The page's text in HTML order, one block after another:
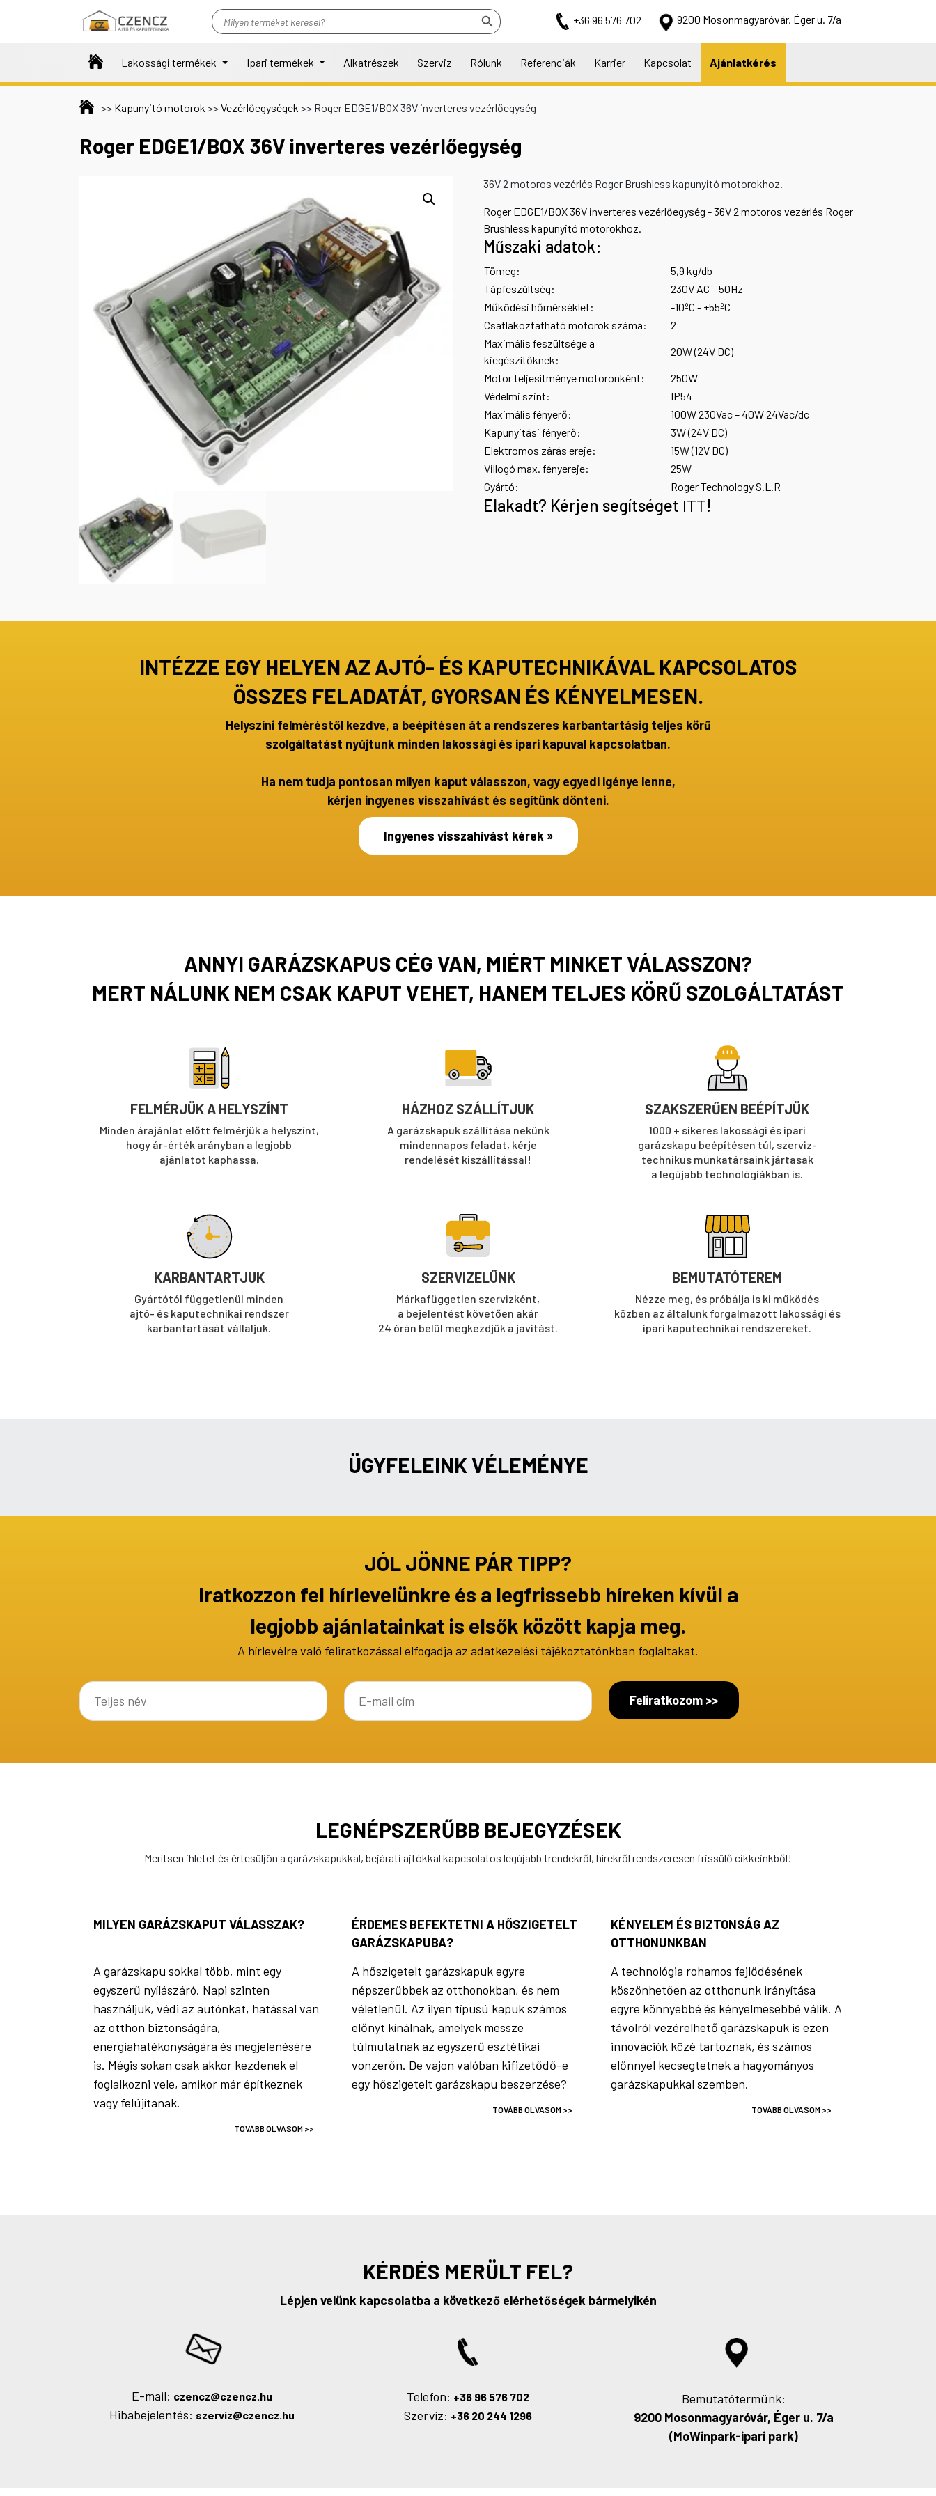
Search
for:
+36 96 576 702
9200 Mosonmagyaróvár, Éger u. 7/a
Lakossági termékek Ipari termékek Alkatrészek Szerviz Rólunk Referenciák Karrier Kapcsolat Ajánlatkérés
>> Kapunyitó motorok >>Vezérlőegységek >> Roger EDGE1/BOX 36V inverteres vezérlőegység
Roger EDGE1/BOX 36V inverteres vezérlőegység
36V 2 motoros vezérlés Roger Brushless kapunyitó motorokhoz.
Roger EDGE1/BOX 36V inverteres vezérlőegység - 36V 2 motoros vezérlés Roger
Brushless kapunyitó motorokhoz.
Műszaki adatok:
Tömeg:
5,9 kg/db
Tápfeszültség:
230V AC – 50Hz
Működési hőmérséklet:
-10ºC - +55ºC
Csatlakoztatható motorok száma:
2
Maximális feszültsége a
kiegészítőknek:
20W (24V DC)
Motor teljesítménye motoronként:
250W
Védelmi szint:
IP54
Maximális fényerő:
100W 230Vac – 40W 24Vac/dc
Kapunyitási fényerő:
3W (24V DC)
Elektromos zárás ereje:
15W (12V DC)
Villogó max. fényereje:
25W
Gyártó:
Roger Technology S.L.R
Elakadt? Kérjen segítséget ITT!
INTÉZZE EGY HELYEN AZ AJTÓ- ÉS KAPUTECHNIKÁVAL KAPCSOLATOS
ÖSSZES FELADATÁT, GYORSAN ÉS KÉNYELMESEN.
Helyszíni felméréstől kezdve, a beépítésen át a rendszeres karbantartásig teljes körű
szolgáltatást nyújtunk minden lakossági és ipari kapuval kapcsolatban.
Ha nem tudja pontosan milyen kaput válasszon, vagy egyedi igénye lenne,
kérjen ingyenes visszahívást és segítünk dönteni.
Ingyenes visszahívást kérek »
ANNYI GARÁZSKAPUS CÉG VAN, MIÉRT MINKET VÁLASSZON?
MERT NÁLUNK NEM CSAK KAPUT VEHET, HANEM TELJES KÖRŰ SZOLGÁLTATÁST
FELMÉRJÜK A HELYSZÍNT
Minden árajánlat előtt felmérjük a helyszínt,
hogy ár-érték arányban a legjobb
ajánlatot kaphassa.
HÁZHOZ SZÁLLÍTJUK
A garázskapuk szállítása nekünk
mindennapos feladat, kérje
rendelését kiszállítással!
SZAKSZERŰEN BEÉPÍTJÜK
1000 + sikeres lakossági és ipari
garázskapu beépítésen túl, szerviz-
technikus munkatársaink jártasak
a legújabb technológiákban is.
KARBANTARTJUK
Gyártótól függetlenül minden
ajtó- és kaputechnikai rendszer
karbantartását vállaljuk.
SZERVIZELÜNK
Márkafüggetlen szervizként,
a bejelentést követően akár
24 órán belül megkezdjük a javítást.
BEMUTATÓTEREM
Nézze meg, és próbálja is ki működés
közben az általunk forgalmazott lakossági és
ipari kaputechnikai rendszereket.
ÜGYFELEINK VÉLEMÉNYE
JÓL JÖNNE PÁR TIPP?
Iratkozzon fel hírlevelünkre és a legfrissebb híreken kívül a
legjobb ajánlatainkat is elsők között kapja meg.
A hírlevélre való feliratkozással elfogadja az adatkezelési tájékoztatónkban foglaltakat.
Feliratkozom >>
LEGNÉPSZERŰBB BEJEGYZÉSEK
Merítsen ihletet és értesüljön a garázskapukkal, bejárati ajtókkal kapcsolatos legújabb trendekről, hírekről rendszeresen frissülő cikkeinkből!
MILYEN GARÁZSKAPUT VÁLASSZAK?
A garázskapu sokkal több, mint egy
egyszerű nyílászáró. Napi szinten
használjuk, védi az autónkat, hatással van
az otthon biztonságára,
energiahatékonyságára és megjelenésére
is. Mégis sokan csak akkor kezdenek el
foglalkozni vele, amikor már építkeznek
vagy felújítanak.
TOVÁBB OLVASOM >>
ÉRDEMES BEFEKTETNI A HŐSZIGETELT
GARÁZSKAPUBA?
A hőszigetelt garázskapuk egyre
népszerűbbek az otthonokban, és nem
véletlenül. Az ilyen típusú kapuk számos
előnyt kínálnak, amelyek messze
túlmutatnak az egyszerű esztétikai
vonzerőn. De vajon valóban kifizetődő-e
egy hőszigetelt garázskapu beszerzése?
TOVÁBB OLVASOM >>
KÉNYELEM ÉS BIZTONSÁG AZ
OTTHONUNKBAN
A technológia rohamos fejlődésének
köszönhetően az otthonunk irányítása
egyre könnyebbé és kényelmesebbé válik. A
távolról vezérelhető garázskapuk is ezen
innovációk közé tartoznak, és számos
előnnyel kecsegtetnek a hagyományos
garázskapukkal szemben.
TOVÁBB OLVASOM >>
KÉRDÉS MERÜLT FEL?
Lépjen velünk kapcsolatba a következő elérhetőségek bármelyikén
E-mail: czencz@czencz.hu
Hibabejelentés: szerviz@czencz.hu
Telefon: +36 96 576 702
Szervíz: +36 20 244 1296
Bemutatótermünk:
9200 Mosonmagyaróvár, Éger u. 7/a
(MoWinpark-ipari park)